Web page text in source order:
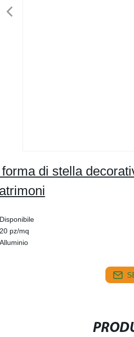
di stella
Disponibile
20 pz/mq
Alluminio